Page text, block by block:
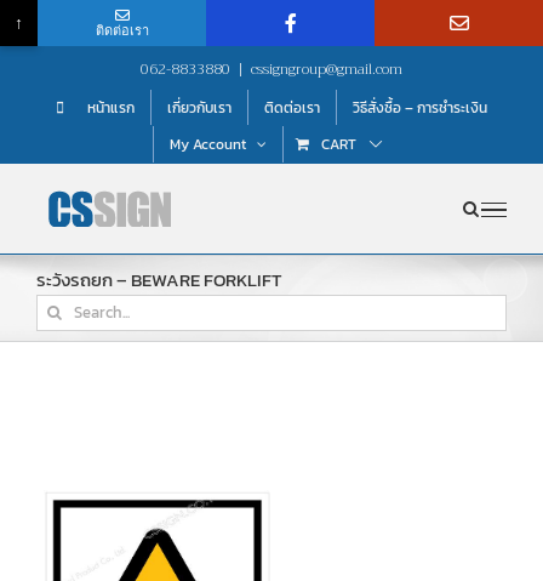
content
062-8833880 | cssigngroup@gmail.com
หน้าแรก เกี่ยวกับเรา ติดต่อเรา
วิธีสั่งซื้อ – การชำระเงิน
My Account
CART
ระวังรถยก – BEWARE FORKLIFT
Search
for:
↑ ติดต่อเรา